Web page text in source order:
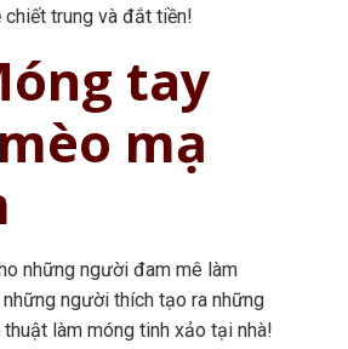
trung và đắt tiền!
tay
mạ
những người đam mê làm
người thích tạo ra những
làm móng tinh xảo tại nhà!